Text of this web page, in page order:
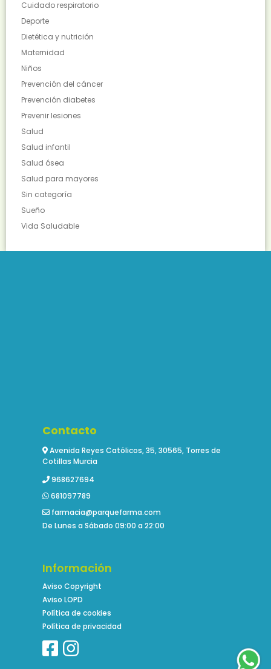
Cuidado respiratorio
Deporte
Dietética y nutrición
Maternidad
Niños
Prevención del cáncer
Prevención diabetes
Prevenir lesiones
Salud
Salud infantil
Salud ósea
Salud para mayores
Sin categoría
Sueño
Vida Saludable
Contacto
Avenida Reyes Católicos, 35, 30565, Torres de
Cotillas Murcia
968627694
681097789
farmacia@parquefarma.com
De Lunes a Sábado 09:00 a 22:00
Información
Aviso Copyright
Aviso LOPD
Política de cookies
Política de privacidad